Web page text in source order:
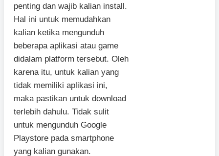
penting dan wajib kalian install.
Hal ini untuk memudahkan
kalian ketika mengunduh
beberapa aplikasi atau game
didalam platform tersebut. Oleh
karena itu, untuk kalian yang
tidak memiliki aplikasi ini,
maka pastikan untuk download
terlebih dahulu. Tidak sulit
untuk mengunduh Google
Playstore pada smartphone
yang kalian gunakan.